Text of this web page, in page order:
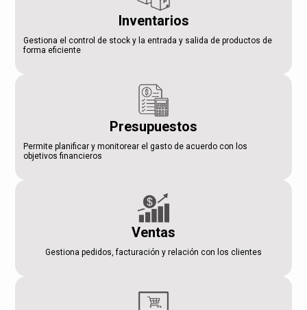
Inventarios
Gestiona el control de stock y la entrada y salida de productos de
forma eficiente
Presupuestos
Permite planificar y monitorear el gasto de acuerdo con los
objetivos financieros
Ventas
Gestiona pedidos, facturación y relación con los clientes